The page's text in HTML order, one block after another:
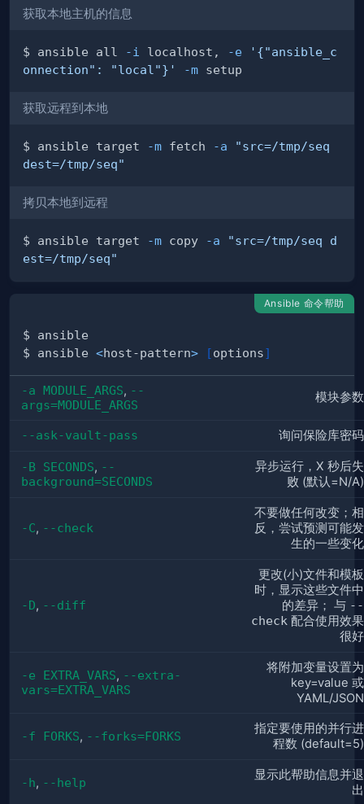
获取本地主机的信息
$ ansible all -i localhost, -e
'{"ansible_c
onnection": "local"}'
-m
获取远程到本地
$ ansible target -m fetch -a
"src=/tmp/seq
dest=/tmp/seq"
拷贝本地到远程
$ ansible target -m copy -a
"src=/tmp/seq d
est=/tmp/seq"
Ansible 命令帮助
$ ansible <host-pattern> [options]
-a MODULE_ARGS, --
args=MODULE_ARGS
模块参数
--ask-vault-pass 询问保险库密码
-B SECONDS, --
background=SECONDS
异步运行，X 秒后失
败 (默认=N/A)
-C, --check
不要做任何改变；相
反，尝试预测可能发
生的一些变化
-D, --diff
更改(小)文件和模板
时，显示这些文件中
的差异； 与 --
check 配合使用效果
很好
-e EXTRA_VARS, --extra-
vars=EXTRA_VARS
将附加变量设置为
key=value 或
YAML/JSON
-f FORKS, --forks=FORKS
指定要使用的并行进
程数 (default=5)
-h, --help
显示此帮助信息并退
出